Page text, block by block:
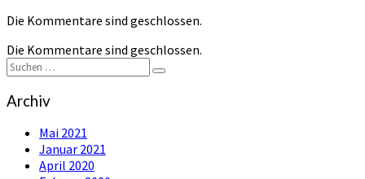
Die Kommentare sind geschlossen.
Die Kommentare sind geschlossen.
Suchen
nach:
Suchen
Archiv
Mai 2021
Januar 2021
April 2020